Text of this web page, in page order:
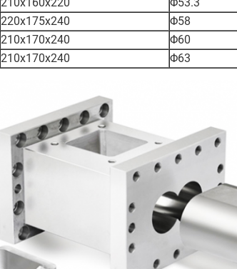
220x175x240 Φ58
210x170x240 Φ60
210x170x240 Φ63